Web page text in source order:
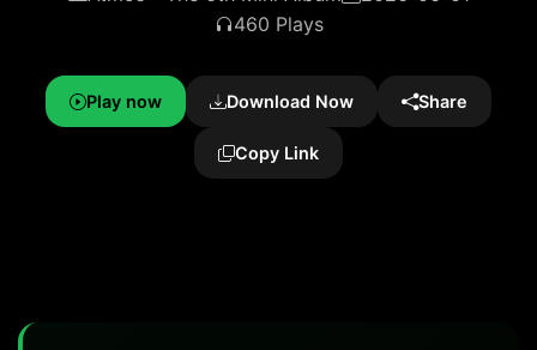
460 Plays
Play now Download Now Share
Copy Link